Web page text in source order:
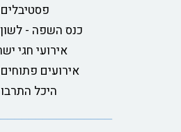
פסטיבלים
כנס השפה -
אירועי חגי
אירועים
היכל